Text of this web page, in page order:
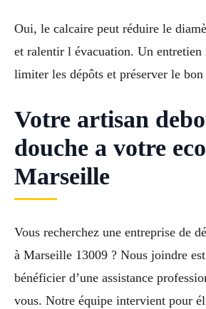
Oui, le calcaire peut réduire le
et ralentir l évacuation. Un entretien
limiter les dépôts et préserver le
Votre artisan
douche a votre
Marseille
Vous recherchez une entreprise de
à Marseille 13009 ? Nous joindre
bénéficier d’une assistance
vous. Notre équipe intervient pour